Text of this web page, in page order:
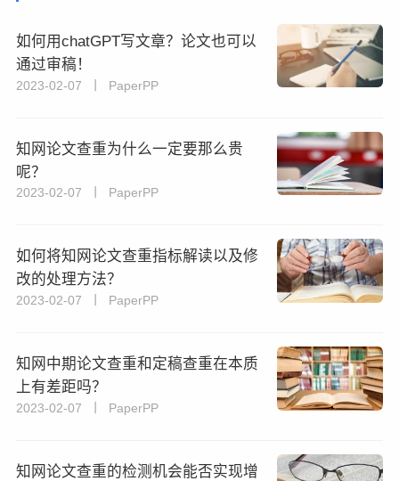
如何用chatGPT写文章？论文也可以
通过审稿！
2023-02-07 丨 PaperPP
知网论文查重为什么一定要那么贵
呢？
2023-02-07 丨 PaperPP
如何将知网论文查重指标解读以及修
改的处理方法？
2023-02-07 丨 PaperPP
知网中期论文查重和定稿查重在本质
上有差距吗？
2023-02-07 丨 PaperPP
知网论文查重的检测机会能否实现增